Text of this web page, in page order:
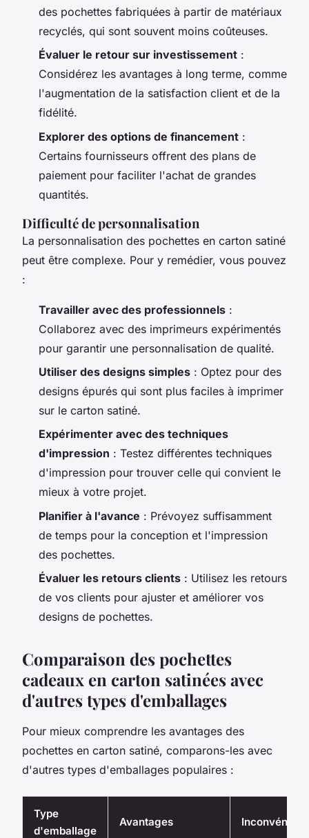
des pochettes fabriquées à partir de matériaux
recyclés, qui sont souvent moins coûteuses.
Évaluer le retour sur investissement :
Considérez les avantages à long terme, comme
l'augmentation de la satisfaction client et de la
fidélité.
Explorer des options de financement :
Certains fournisseurs offrent des plans de
paiement pour faciliter l'achat de grandes
quantités.
Difficulté de personnalisation
La personnalisation des pochettes en carton satiné
peut être complexe. Pour y remédier, vous pouvez
:
Travailler avec des professionnels :
Collaborez avec des imprimeurs expérimentés
pour garantir une personnalisation de qualité.
Utiliser des designs simples : Optez pour des
designs épurés qui sont plus faciles à imprimer
sur le carton satiné.
Expérimenter avec des techniques
d'impression : Testez différentes techniques
d'impression pour trouver celle qui convient le
mieux à votre projet.
Planifier à l'avance : Prévoyez suffisamment
de temps pour la conception et l'impression
des pochettes.
Évaluer les retours clients : Utilisez les retours
de vos clients pour ajuster et améliorer vos
designs de pochettes.
Comparaison des pochettes
cadeaux en carton satinées avec
d'autres types d'emballages
Pour mieux comprendre les avantages des
pochettes en carton satiné, comparons-les avec
d'autres types d'emballages populaires :
Type
d'emballage
Avantages